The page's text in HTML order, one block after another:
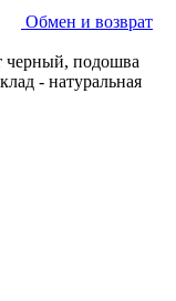
Обмен и возврат
черный, подошва
- натуральная